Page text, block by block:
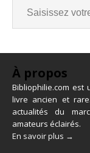
À propos
Bibliophilie.com est
livre ancien et
actualités du
amateurs éclairés.
En savoir plus →